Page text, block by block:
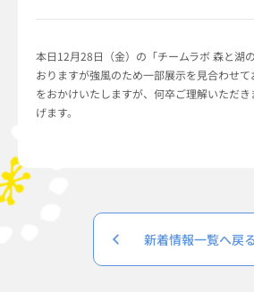
本日12月28日（金）の「チームラボ 森と湖
おりますが強風のため一部展示を見合わせ
をおかけいたしますが、何卒ご理解いただ
げます。
新着情報一覧へ戻る